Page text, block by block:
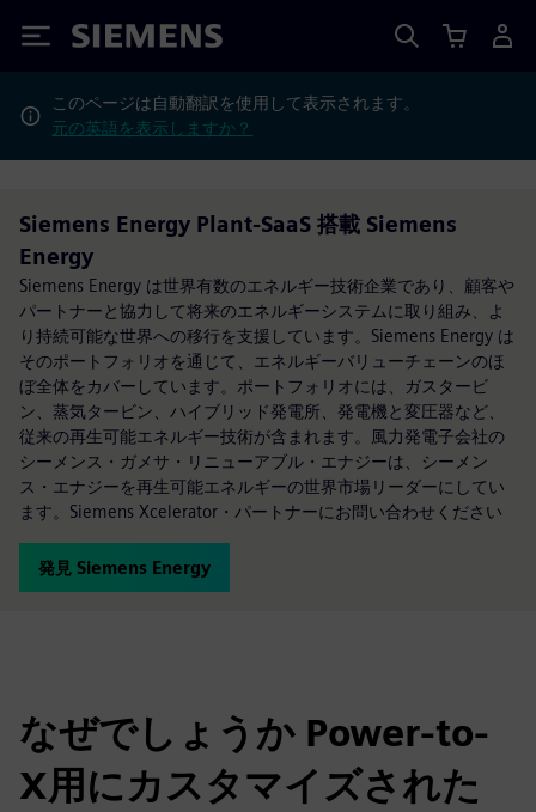
Siemens
このページは自動翻訳を使用して表示されます。
元の英語を表示しますか？
Siemens Energy Plant-SaaS 搭載 Siemens
Energy
Siemens Energy は世界有数のエネルギー技術企業であり、顧客や
パートナーと協力して将来のエネルギーシステムに取り組み、よ
り持続可能な世界への移行を支援しています。Siemens Energy は
そのポートフォリオを通じて、エネルギーバリューチェーンのほ
ぼ全体をカバーしています。ポートフォリオには、ガスタービ
ン、蒸気タービン、ハイブリッド発電所、発電機と変圧器など、
従来の再生可能エネルギー技術が含まれます。風力発電子会社の
シーメンス・ガメサ・リニューアブル・エナジーは、シーメン
ス・エナジーを再生可能エネルギーの世界市場リーダーにしてい
ます。Siemens Xcelerator・パートナーにお問い合わせください
発見 Siemens Energy
なぜでしょうか Power-to-
X用にカスタマイズされた